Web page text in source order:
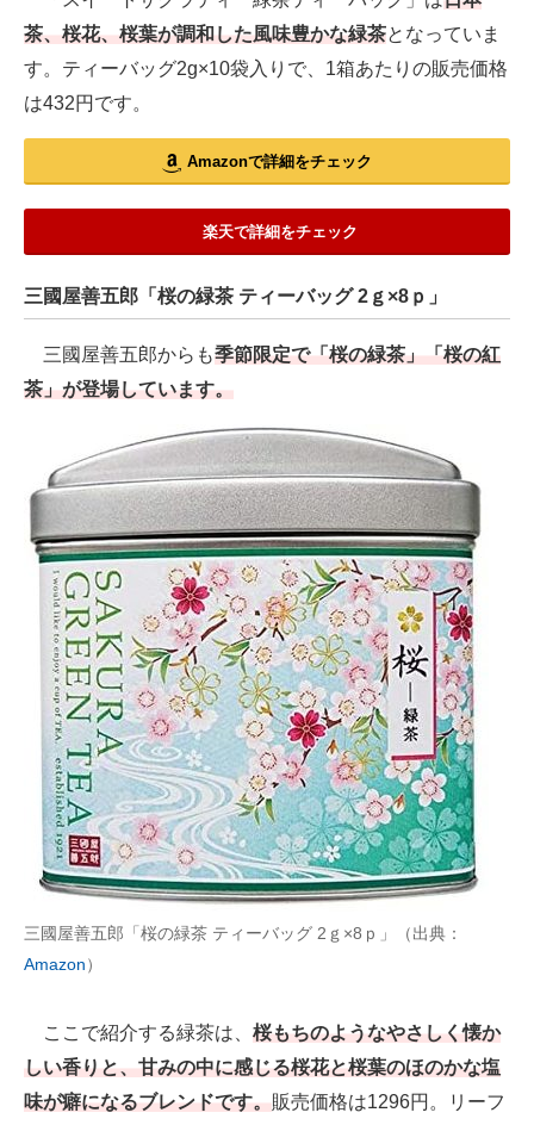
茶、桜花、桜葉が調和した風味豊かな緑茶となっていま
す。ティーバッグ2g×10袋入りで、1箱あたりの販売価格
は432円です。
Amazonで詳細をチェック
楽天で詳細をチェック
三國屋善五郎「桜の緑茶 ティーバッグ 2ｇ×8ｐ」
三國屋善五郎からも季節限定で「桜の緑茶」「桜の紅
茶」が登場しています。
三國屋善五郎「桜の緑茶 ティーバッグ 2ｇ×8ｐ」（出典：
Amazon）
ここで紹介する緑茶は、 桜もちのようなやさしく懐か
しい香りと、甘みの中に感じる桜花と桜葉のほのかな塩
味が癖になるブレンドです。販売価格は1296円。リーフ